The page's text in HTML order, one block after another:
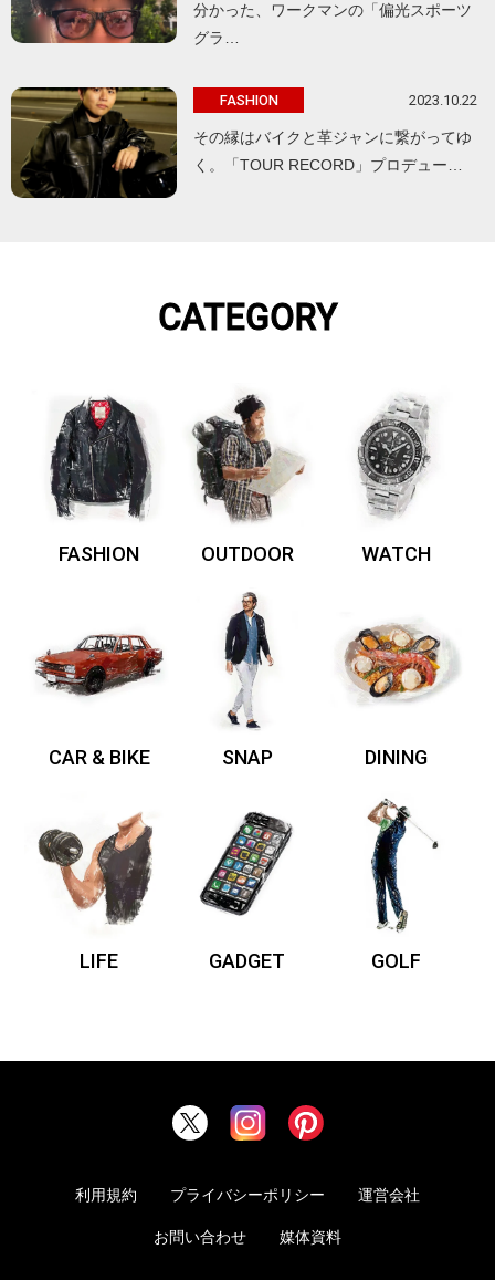
分かった、ワークマンの「偏光スポーツ
グラ…
FASHION 2023.10.22
その縁はバイクと革ジャンに繋がってゆ
く。「TOUR RECORD」プロデュー…
CATEGORY
FASHION OUTDOOR WATCH
CAR & BIKE SNAP DINING
LIFE GADGET GOLF
利用規約 プライバシーポリシー 運営会社
お問い合わせ 媒体資料